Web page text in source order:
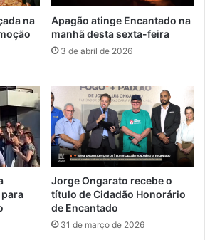
na
Apagão atinge Encantado na
manhã desta sexta-feira
3 de abril de 2026
Jorge Ongarato recebe o
título de Cidadão Honorário
de Encantado
31 de março de 2026